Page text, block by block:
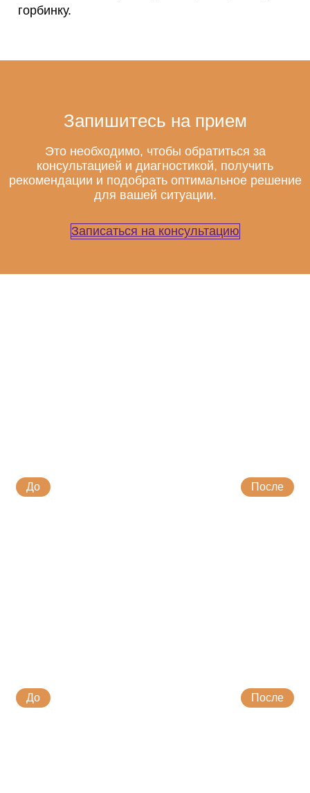
горбинку.
Запишитесь на прием
Это необходимо, чтобы обратиться за
консультацией и диагностикой, получить
рекомендации и подобрать оптимальное решение
для вашей ситуации.
Записаться на консультацию